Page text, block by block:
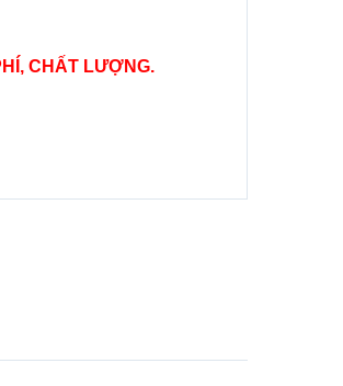
CHẤT LƯỢNG.